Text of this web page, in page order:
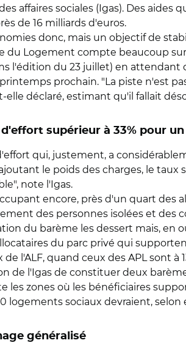
affaires sociales (Igas). Des
de 16 milliards d'euros.
donc, mais un objectif de
du Logement compte beaucoup
l'édition du 23 juillet) en attendant
prochain. "La piste n'est
t-elle déclaré, estimant qu'il fallait
supérieur à 33% pour
qui, justement, a
le poids des charges, le
note l'Igas.
encore, près d'un quart des
des personnes isolées et des
du barème les dessert mais, en
du parc privé qui
de l'ALF, quand ceux des APL sont
de l'Igas de constituer deux
les zones où les bénéficiaires
logements sociaux devraient, selon
généralisé